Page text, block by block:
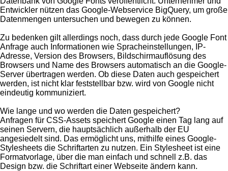
Entwickler nützen das Google-Webservice BigQuery, um große
Datenmengen untersuchen und bewegen zu können.
Zu bedenken gilt allerdings noch, dass durch jede Google Font
Anfrage auch Informationen wie Spracheinstellungen, IP-
Adresse, Version des Browsers, Bildschirmauflösung des
Browsers und Name des Browsers automatisch an die Google-
Server übertragen werden. Ob diese Daten auch gespeichert
werden, ist nicht klar feststellbar bzw. wird von Google nicht
eindeutig kommuniziert.
Wie lange und wo werden die Daten gespeichert?
Anfragen für CSS-Assets speichert Google einen Tag lang auf
seinen Servern, die hauptsächlich außerhalb der EU
angesiedelt sind. Das ermöglicht uns, mithilfe eines Google-
Stylesheets die Schriftarten zu nutzen. Ein Stylesheet ist eine
Formatvorlage, über die man einfach und schnell z.B. das
Design bzw. die Schriftart einer Webseite ändern kann.